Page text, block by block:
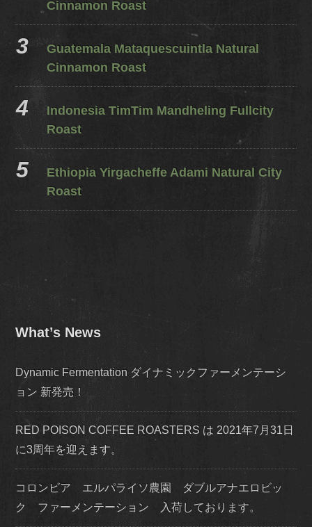
Cinnamon Roast
Guatemala Mataquescuintla Natural
Cinnamon Roast
Indonesia TimTim Mandheling Fullcity
Roast
Ethiopia Yirgacheffe Adami Natural City
Roast
What’s News
Dynamic Fermentation ダイナミックファーメンテーシ
ョン 新発売！
RED POISON COFFEE ROASTERS は 2021年7月31日
に3周年を迎えます。
コロンビア エルパライソ農園 ダブルアナエロビッ
ク ファーメンテーション 入荷しております。